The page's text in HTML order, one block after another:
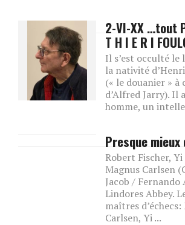
2-VI-XX …tout
T H I E R I
Il s’est occulté le
la nativité
(« le douanier » à
d’Alfred Jarry). Il
homme, un
Presque mieux
Robert Fischer,
Magnus Carlsen
Jacob / Fernando
Lindores Abbey.
maîtres
Carlsen, Yi ...